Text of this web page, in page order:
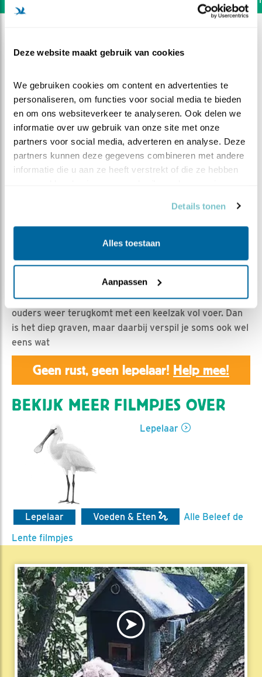
Deze website maakt gebruik van cookies
We gebruiken cookies om content en advertenties te
personaliseren, om functies voor social media te bieden
en om ons websiteverkeer te analyseren. Ook delen we
informatie over uw gebruik van onze site met onze
partners voor social media, adverteren en analyse. Deze
partners kunnen deze gegevens combineren met andere
informatie die u aan ze heeft verstrekt of die ze hebben
Details tonen
Alles toestaan
Aanpassen
Soms is het diep graven
Nella | Geplaatst op 14 april 2019, 15:16 | Vind ik leuk|
|
1123x
De jongen hebben altijd flinke trek als een van de
ouders weer terugkomt met een keelzak vol voer. Dan
is het diep graven, maar daarbij verspil je soms ook wel
eens wat
Geen rust, geen lepelaar! Help mee!
BEKIJK MEER FILMPJES OVER
Lepelaar
Lepelaar Voeden & Eten
Alle Beleef de
Lente filmpjes